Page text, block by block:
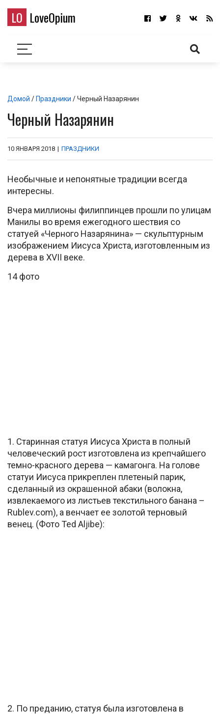
LO LoveOpium
Домой / Праздники / Черный Назарянин
Черный Назарянин
10 ЯНВАРЯ 2018 | ПРАЗДНИКИ
Необычные и непонятные традиции всегда
интересны.
Вчера миллионы филиппинцев прошли по улицам
Манилы во время ежегодного шествия со
статуей «Черного Назарянина» — скульптурным
изображением Иисуса Христа, изготовленным из
дерева в XVII веке.
14 фото
1. Старинная статуя Иисуса Христа в полный
человеческий рост изготовлена из крепчайшего
темно-красного дерева — камагонга. На голове
статуи Иисуса прикреплен плетеный парик,
сделанный из окрашенной абаки (волокна,
извлекаемого из листьев текстильного банана –
Rublev.com), а венчает ее золотой терновый
венец. (Фото Ted Aljibe):
2. По преданию, статуя была изготовлена в